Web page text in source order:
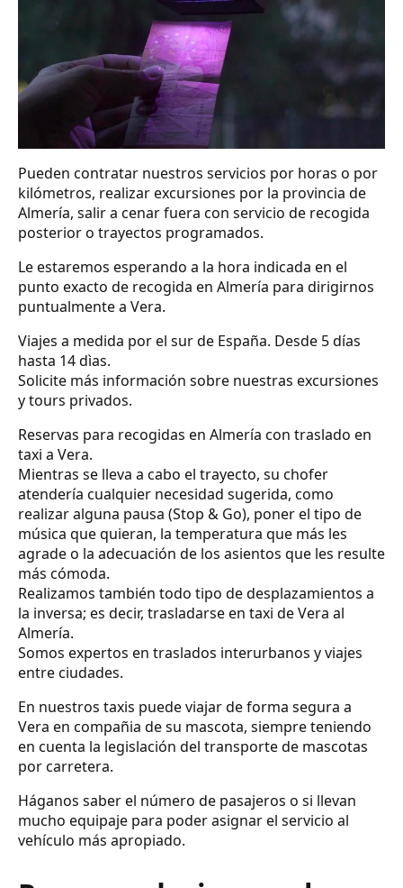
Pueden contratar nuestros servicios por horas o por
kilómetros, realizar excursiones por la provincia de
Almería, salir a cenar fuera con servicio de recogida
posterior o trayectos programados.
Le estaremos esperando a la hora indicada en el
punto exacto de recogida en Almería para dirigirnos
puntualmente a Vera.
Viajes a medida por el sur de España. Desde 5 días
hasta 14 dìas.
Solicite más información sobre nuestras excursiones
y tours privados.
Reservas para recogidas en Almería con traslado en
taxi a Vera.
Mientras se lleva a cabo el trayecto, su chofer
atendería cualquier necesidad sugerida, como
realizar alguna pausa (Stop & Go), poner el tipo de
música que quieran, la temperatura que más les
agrade o la adecuación de los asientos que les resulte
más cómoda.
Realizamos también todo tipo de desplazamientos a
la inversa; es decir, trasladarse en taxi de Vera al
Almería.
Somos expertos en traslados interurbanos y viajes
entre ciudades.
En nuestros taxis puede viajar de forma segura a
Vera en compañia de su mascota, siempre teniendo
en cuenta la legislación del transporte de mascotas
por carretera.
Háganos saber el número de pasajeros o si llevan
mucho equipaje para poder asignar el servicio al
vehículo más apropiado.